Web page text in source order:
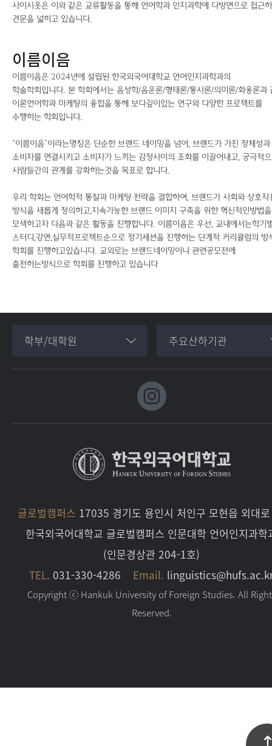
사이시옷은 이와 같은 교류활동을 통해 언어학과 인지과학에 다방면으로 접근
견문을 넓히고 있습니다.
이름이음
이름이음은 2024년에 설립된 한국외국어대학교 언어인지과학과의
학술학회입니다. 본 학회에서는 음성학/음운론/형태론/통사론/의미론/화용론과
이론언어학과 마케팅의 융합을 통해 보다깊이있는 연구와 다양한 프로젝트를
수행하는 학회입니다.
“이름이음”이라는명칭은 단순한 브랜드 네이밍을 넘어, 브랜드가 가진 정체성과
소비자를 연결시키고 소비자가 느끼는 감정사이의 조화를 이끌어내고, 궁극적
사람들간의 관계를 강화하는것을 목표로 합니다.
우리 학회는 언어학적 통찰과 마케팅 전략을 결합하여, 브랜드가 사회와 상호작
방식을 새롭게 정의하고,지속가능한 브랜드 이미지 구축을 위한 혁신적인방법을
모색하고자 다음과 같은 활동을 진행합니다. 이름이음은 우선, 교내에서는학기
스터디,강연,실무적프로젝트순으로 정기세션을 진행하는 단계적 커리큘럼의 방
학회를 진행하고있습니다. 교외로는 브랜드네이밍이나 관련공모전에
출전하는방식으로 학회를 진행하고 있습니다
학부/대학원 주요산하기관
글로벌캠퍼스 17035 경기도 용인시 처인구 모현읍 외대
한국외국어대학교 글로벌캠퍼스 인문대학 언어인지과학
(인문경상관 204-1호)
TEL. 031-330-4286 Email.
Copyright ⓒ Hankuk University of Foreign Studies. All
Reserved.